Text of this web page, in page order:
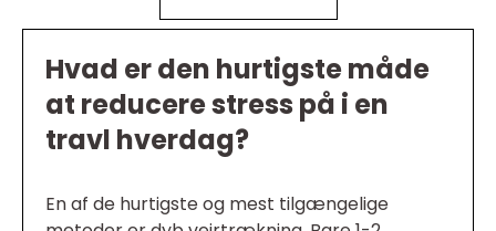
Hvad er den hurtigste måde
at reducere stress på i en
travl hverdag?
En af de hurtigste og mest tilgængelige